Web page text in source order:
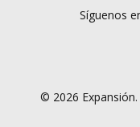
Síguenos
© 2026 Expansión.